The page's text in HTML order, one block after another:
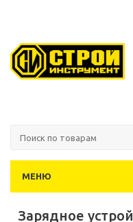
МЕНЮ
Зарядное